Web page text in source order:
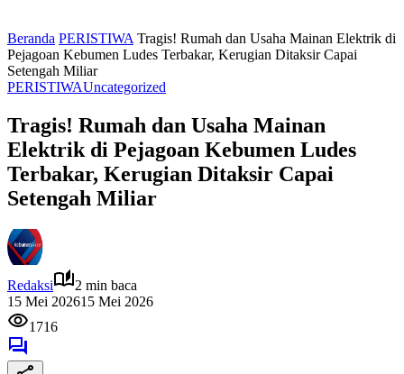
Beranda PERISTIWA Tragis! Rumah dan Usaha Mainan Elektrik di
Pejagoan Kebumen Ludes Terbakar, Kerugian Ditaksir Capai
Setengah Miliar
PERISTIWAUncategorized
Tragis! Rumah dan Usaha Mainan
Elektrik di Pejagoan Kebumen Ludes
Terbakar, Kerugian Ditaksir Capai
Setengah Miliar
Redaksi
2 min baca
15 Mei 202615 Mei 2026
1716